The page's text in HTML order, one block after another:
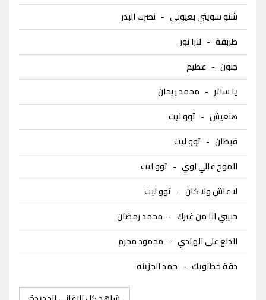
شنو سويتي بعيوني - نصرت البدر
طربقة - لارا نور
جنون - عظيم
يا ساتر- محمد ريحان
هنعيش - توو ليت
قبطان - توو ليت
الموج عالي اوي - توو ليت
لا عاش ولا كان - توو ليت
حبيبي انا من غيرك - محمد رمضان
الدلع على الهادي - محمود محرم
دقة خطاويك - حمد الخزينه